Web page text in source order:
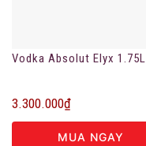
Vodka Absolut Elyx 1.75L
3.300.000₫
MUA NGAY